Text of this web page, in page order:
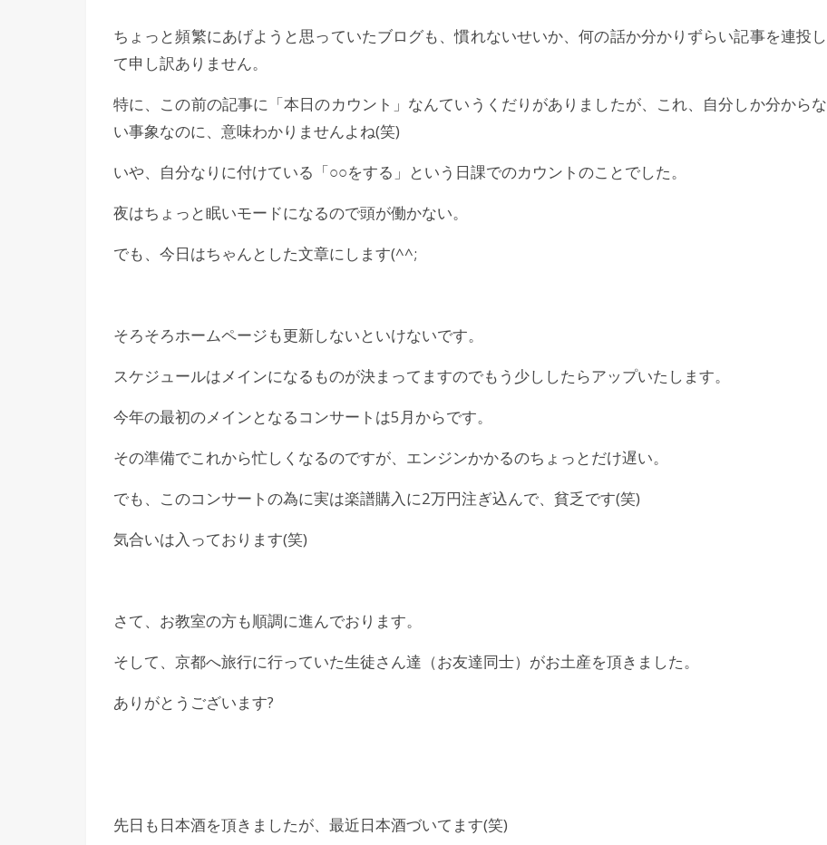
ちょっと頻繁にあげようと思っていたブログも、慣れないせいか、何の話か分かりずらい記事を連投し
て申し訳ありません。
特に、この前の記事に「本日のカウント」なんていうくだりがありましたが、これ、自分しか分からな
い事象なのに、意味わかりませんよね(笑)
いや、自分なりに付けている「○○をする」という日課でのカウントのことでした。
夜はちょっと眠いモードになるので頭が働かない。
でも、今日はちゃんとした文章にします(^^;
そろそろホームページも更新しないといけないです。
スケジュールはメインになるものが決まってますのでもう少ししたらアップいたします。
今年の最初のメインとなるコンサートは5月からです。
その準備でこれから忙しくなるのですが、エンジンかかるのちょっとだけ遅い。
でも、このコンサートの為に実は楽譜購入に2万円注ぎ込んで、貧乏です(笑)
気合いは入っております(笑)
さて、お教室の方も順調に進んでおります。
そして、京都へ旅行に行っていた生徒さん達（お友達同士）がお土産を頂きました。
ありがとうございます?
先日も日本酒を頂きましたが、最近日本酒づいてます(笑)